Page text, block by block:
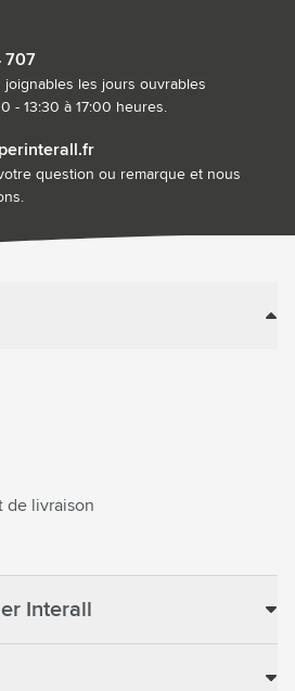
707
joignables les jours ouvrables
- 13:30 à 17:00 heures.
question ou remarque et nous
de livraison
Interall